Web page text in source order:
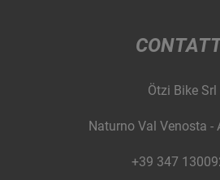
Ötzi Bike Srl
Naturno Val Venosta -
+39 347